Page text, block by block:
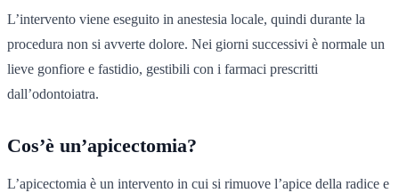
L’intervento viene eseguito in anestesia locale, quindi durante la
procedura non si avverte dolore. Nei giorni successivi è normale un
lieve gonfiore e fastidio, gestibili con i farmaci prescritti
dall’odontoiatra.
Cos’è un’apicectomia?
L’apicectomia è un intervento in cui si rimuove l’apice della radice e